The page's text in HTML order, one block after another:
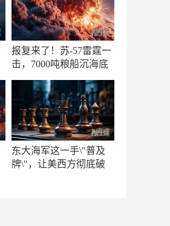
报复来了！苏-57雷霆一
击，7000吨粮船沉海底
东大海军这一手\"普及
牌\"，让美西方彻底破